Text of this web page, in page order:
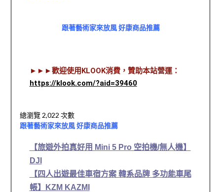
跟著藝術家來放風 好康商品推薦
►►►歡迎使用KLOOK消費，贊助本站營運：
https://klook.com/?aid=39460
總瀏覽 2,022 次數
跟著藝術家來放風 好康商品推薦
【旅遊外拍真好用 Mini 5 Pro 空拍機/無人機】
DJI
【四人出遊最佳車宿方案 韓系品牌 多功能車尾
帳】KZM KAZMI